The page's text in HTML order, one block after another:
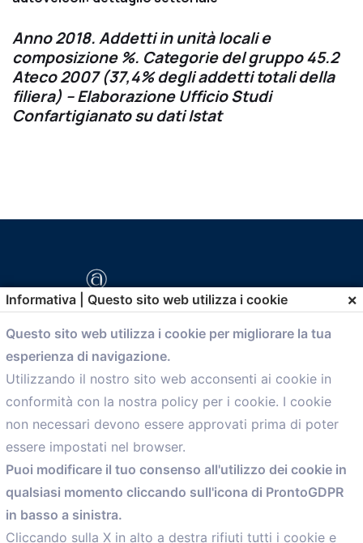
Anno 2018. Addetti in unità locali e
composizione %. Categorie del gruppo 45.2
Ateco 2007 (37,4% degli addetti totali della
filiera) – Elaborazione Ufficio Studi
Confartigianato su dati Istat
comunicazione@confartigianato.bo.it
Menù
Home
Servizi
Convenzioni
Voce delle Nostre aziende
Informazioni Ex L. 124/2017
Informativa | Questo sito web utilizza i cookie ×
Questo sito web utilizza i cookie per migliorare la tua
esperienza di navigazione.
Utilizzando il nostro sito web acconsenti ai cookie in
conformità con la nostra policy per i cookie. I cookie
non necessari devono essere approvati prima di poter
essere impostati nel browser.
Puoi modificare il tuo consenso all'utilizzo dei cookie in
qualsiasi momento cliccando sull'icona di ProntoGDPR
in basso a sinistra.
Cliccando sulla X in alto a destra rifiuti tutti i cookie e